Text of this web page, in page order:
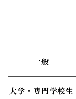
一般
大学・専門学校生